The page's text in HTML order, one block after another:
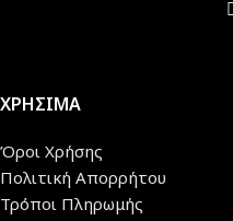
ΧΡΗΣΙΜΑ
Όροι Χρήσης
Πολιτική Απορρήτου
Τρόποι Πληρωμής